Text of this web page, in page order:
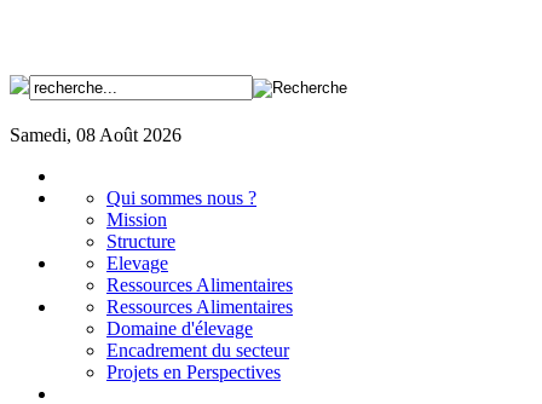
Samedi, 08 Août 2026
Qui sommes nous ?
Mission
Structure
Elevage
Ressources Alimentaires
Ressources Alimentaires
Domaine d'élevage
Encadrement du secteur
Projets en Perspectives